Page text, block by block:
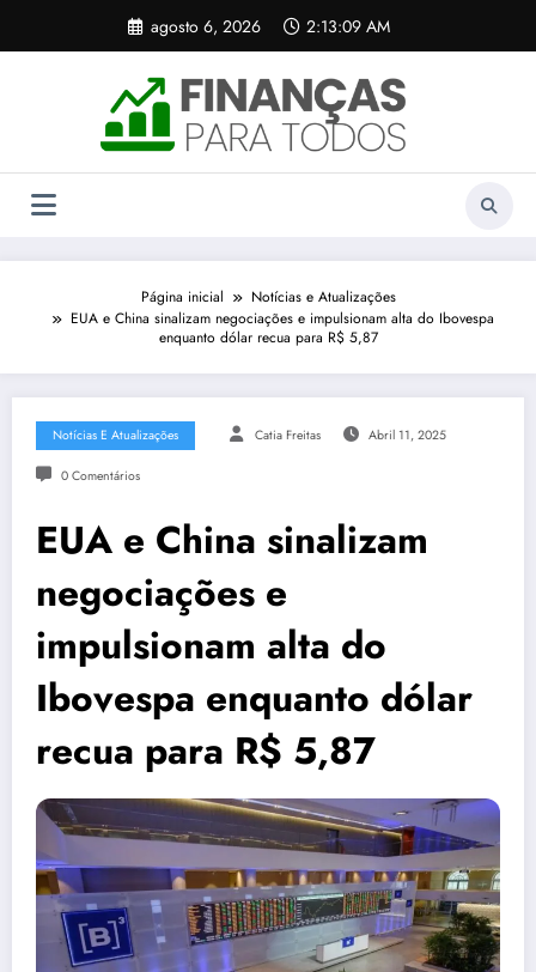
o
agosto 6, 2026 2:13:10 AM
Página inicial
Notícias e Atualizações
EUA e China sinalizam negociações e impulsionam alta do Ibovespa
enquanto dólar recua para R$ 5,87
Notícias E Atualizações Catia Freitas Abril 11, 2025
0 Comentários
EUA e China sinalizam
negociações e
impulsionam alta do
Ibovespa enquanto dólar
recua para R$ 5,87